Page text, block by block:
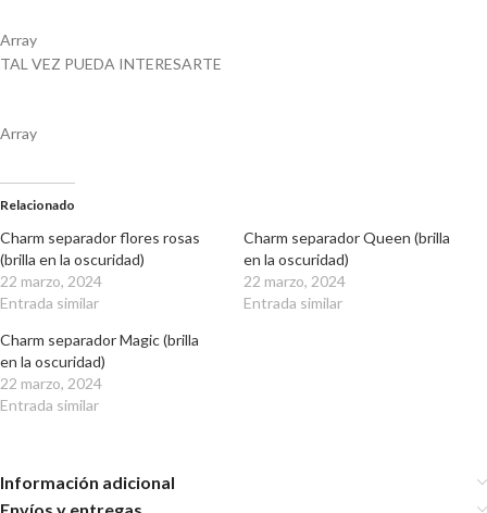
Array
TAL VEZ PUEDA INTERESARTE
Array
Relacionado
Charm separador flores rosas
(brilla en la oscuridad)
22 marzo, 2024
Entrada similar
Charm separador Queen (brilla
en la oscuridad)
22 marzo, 2024
Entrada similar
Charm separador Magic (brilla
en la oscuridad)
22 marzo, 2024
Entrada similar
Información adicional